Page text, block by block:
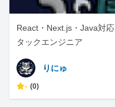
React・Next.js・Java対
タックエンジニア
りにゅ
- (0)